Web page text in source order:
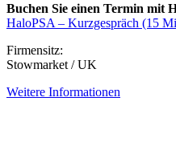
Buchen Sie einen Termin mit
HaloPSA – Kurzgespräch (15
Firmensitz:
Stowmarket / UK
Weitere Informationen